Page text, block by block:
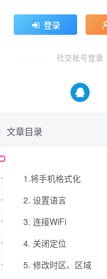
登录
社交账号登录
文章目录
1.将手机格式化
2. 设置语言
3. 连接WiFi
4. 关闭定位
5. 修改时区、区域